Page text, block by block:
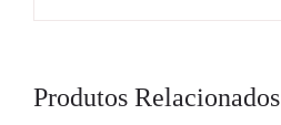
Produtos Relacionados